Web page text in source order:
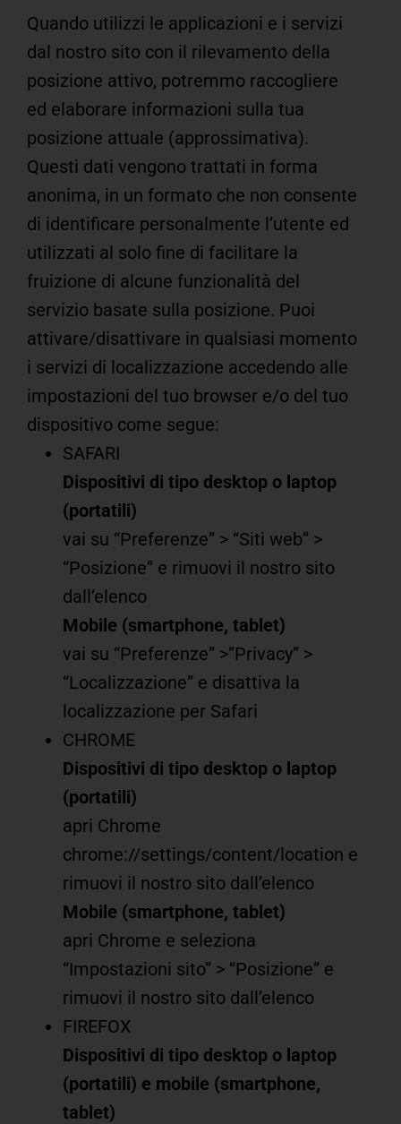
Quando utilizzi le applicazioni e i servizi
dal nostro sito con il rilevamento della
posizione attivo, potremmo raccogliere
ed elaborare informazioni sulla tua
posizione attuale (approssimativa).
Questi dati vengono trattati in forma
anonima, in un formato che non consente
di identificare personalmente l’utente ed
utilizzati al solo fine di facilitare la
fruizione di alcune funzionalità del
servizio basate sulla posizione. Puoi
attivare/disattivare in qualsiasi momento
i servizi di localizzazione accedendo alle
impostazioni del tuo browser e/o del tuo
dispositivo come segue:
SAFARI
Dispositivi di tipo desktop o laptop
(portatili)
vai su “Preferenze” > “Siti web” >
“Posizione” e rimuovi il nostro sito
dall’elenco
Mobile (smartphone, tablet)
vai su “Preferenze” >”Privacy” >
“Localizzazione” e disattiva la
localizzazione per Safari
CHROME
Dispositivi di tipo desktop o laptop
(portatili)
apri Chrome
chrome://settings/content/location e
rimuovi il nostro sito dall’elenco
Mobile (smartphone, tablet)
apri Chrome e seleziona
“Impostazioni sito” > “Posizione” e
rimuovi il nostro sito dall’elenco
FIREFOX
Dispositivi di tipo desktop o laptop
(portatili) e mobile (smartphone,
tablet)